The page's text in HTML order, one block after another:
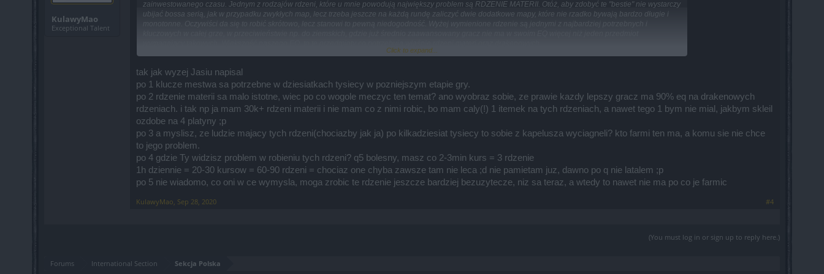
KulawyMao
Exceptional Talent
zainwestowanego czasu. Jednym z rodzajów rdzeni, które u mnie powodują największy problem są RDZENIE MATERII. Otóż, aby zdobyć te "bestie" nie wystarczy
ubijać bossa serią, jak w przypadku zwykłych map, lecz trzeba jeszcze na każdą rundę zaliczyć dwie dodatkowe mapy, które nie rzadko bywają bardzo długie i
przenieść się bezpośrednio z powrotem do jego lokalizacji, bez konieczności przechodzenia po raz kolejny tych samych map
Myślę, że wielu osobom sporo by to ułatwiło. Opcja mogłaby nawet korzystać z "kluczy męstwa", których każdy ma pełno i prawie nikt z nich nie korzysta, bo mało
kto ma potrzebę bić bossy na zwykłych mapkach
Czy jest ktoś kto podpisze się pod moim pomysłem???????????
POZDRAWIAM I CZEKAM NA KOMENTARZE.
Click to expand...
tak jak wyzej Jasiu napisal
po 1 klucze mestwa sa potrzebne w dziesiatkach tysiecy w pozniejszym etapie gry.
po 2 rdzenie materii sa malo istotne, wiec po co wogole meczyc ten temat? ano wyobraz sobie, ze prawie kazdy lepszy gracz ma 90% eq na drakenowych
rdzeniach. i tak np ja mam 30k+ rdzeni materii i nie mam co z nimi robic, bo mam caly(!) 1 itemek na tych rdzeniach, a nawet tego 1 bym nie mial, jakbym skleil
ozdobe na 4 platyny ;p
po 3 a myslisz, ze ludzie majacy tych rdzeni(chociazby jak ja) po kilkadziesiat tysiecy to sobie z kapelusza wyciagneli? kto farmi ten ma, a komu sie nie chce
to jego problem.
po 4 gdzie Ty widzisz problem w robieniu tych rdzeni? q5 bolesny, masz co 2-3min kurs = 3 rdzenie
1h dziennie = 20-30 kursow = 60-90 rdzeni = chociaz one chyba zawsze tam nie leca ;d nie pamietam juz, dawno po q nie latalem ;p
po 5 nie wiadomo, co oni w ce wymysla, moga zrobic te rdzenie jeszcze bardziej bezuzytecze, niz sa teraz, a wtedy to nawet nie ma po co je farmic
KulawyMao Sep 28, 2020 #4
(You must log in or sign up to reply here.)
Forums International Section Sekcja Polska